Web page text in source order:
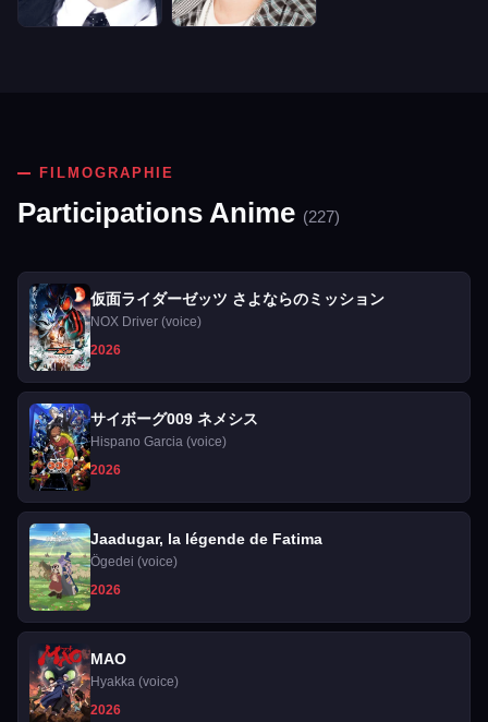
FILMOGRAPHIE
Participations Anime (227)
仮面ライダーゼッツ さよならのミッション
NOX Driver (voice)
2026
サイボーグ009 ネメシス
Hispano Garcia (voice)
2026
Jaadugar, la légende de Fatima
Ögedei (voice)
2026
MAO
Hyakka (voice)
2026